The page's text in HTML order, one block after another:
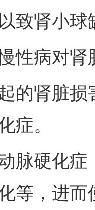
致肾小
病对肾
肾脏损
症。
硬化症
等，进